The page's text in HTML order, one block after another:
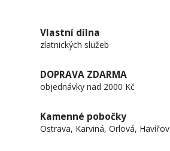
Vlastní dílna
zlatnických služeb
DOPRAVA ZDARMA
objednávky nad 2000 Kč
Kamenné pobočky
Ostrava, Karviná, Orlová, Havířov